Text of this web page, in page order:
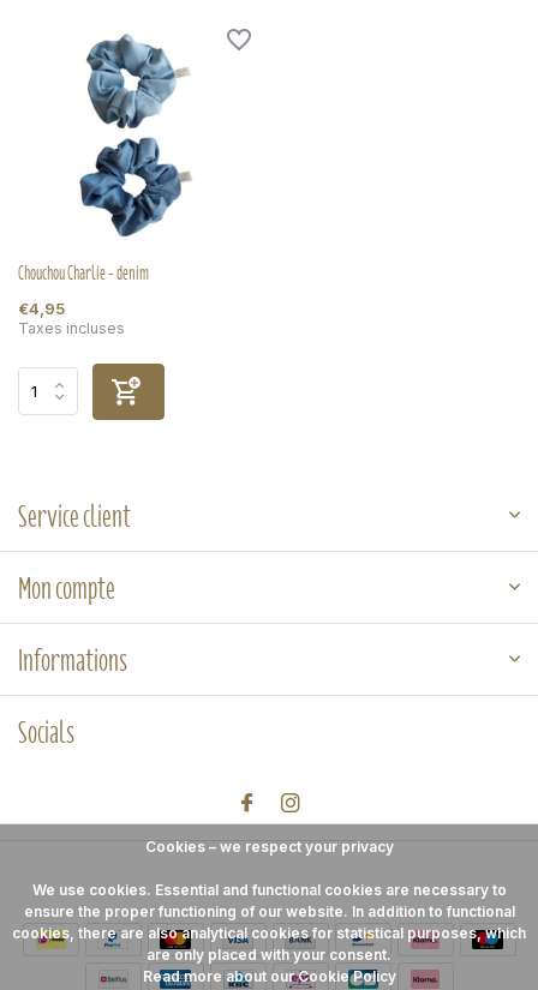
Chouchou Charlie - denim
€4,95
Taxes incluses
Service client
Mon compte
Informations
Socials
Cookies – we respect your privacy
We use cookies. Essential and functional cookies are necessary to
ensure the proper functioning of our website. In addition to functional
cookies, there are also analytical cookies for statistical purposes, which
are only placed with your consent.
Read more about our Cookie Policy